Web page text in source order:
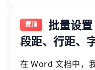
今天就给大家介绍
操作。
批量设
段距、行距、
在 Word 文档中，